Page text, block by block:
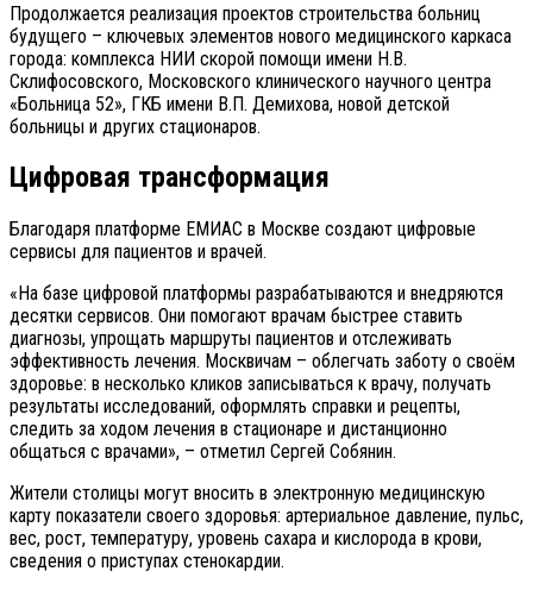
Продолжается реализация проектов строительства больниц
будущего – ключевых элементов нового медицинского каркаса
города: комплекса НИИ скорой помощи имени Н.В.
Склифосовского, Московского клинического научного центра
«Больница 52», ГКБ имени В.П. Демихова, новой детской
больницы и других стационаров.
Цифровая трансформация
Благодаря платформе ЕМИАС в Москве создают цифровые
сервисы для пациентов и врачей.
«На базе цифровой платформы разрабатываются и внедряются
десятки сервисов. Они помогают врачам быстрее ставить
диагнозы, упрощать маршруты пациентов и отслеживать
эффективность лечения. Москвичам – облегчать заботу о своём
здоровье: в несколько кликов записываться к врачу, получать
результаты исследований, оформлять справки и рецепты,
следить за ходом лечения в стационаре и дистанционно
общаться с врачами», – отметил Сергей Собянин.
Жители столицы могут вносить в электронную медицинскую
карту показатели своего здоровья: артериальное давление, пульс,
вес, рост, температуру, уровень сахара и кислорода в крови,
сведения о приступах стенокардии.